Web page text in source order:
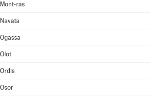
Mont-ras
Navata
Ogassa
Olot
Ordis
Osor